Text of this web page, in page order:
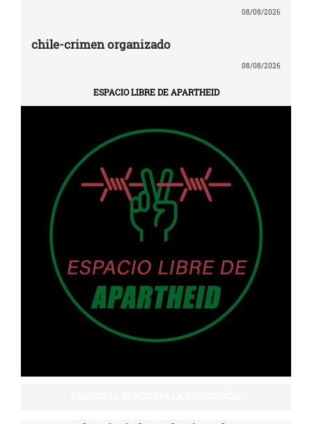
08/08/2026
chile-crimen organizado
08/08/2026
ESPACIO LIBRE DE APARTHEID